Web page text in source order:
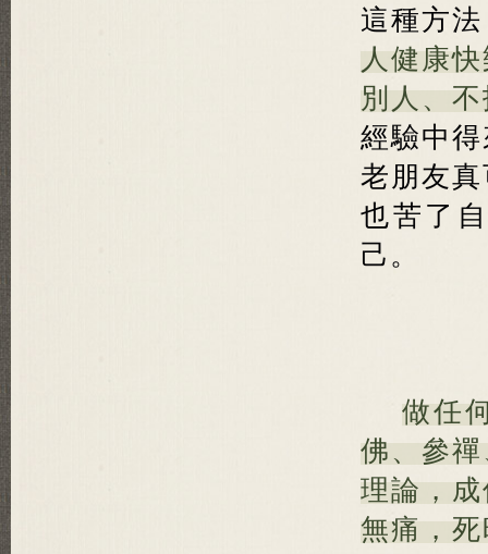
這種方
人健康
別人、
經驗中
老朋友
也苦了
己。
做任
佛、參
理論，
無痛，